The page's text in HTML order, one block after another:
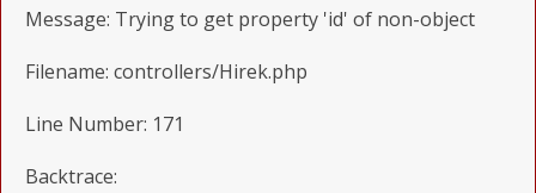
Message: Trying to get property 'id' of non-object
Filename: controllers/Hirek.php
Line Number: 171
Backtrace: